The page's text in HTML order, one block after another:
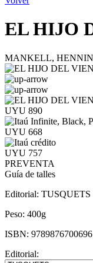
EL HIJO
MANKELL,
UYU 890
UYU 668
UYU 757
PREVENTA
Guía de talles
Editorial: TUSQUETS
Peso: 400g
ISBN: 9789876700696
Editorial: